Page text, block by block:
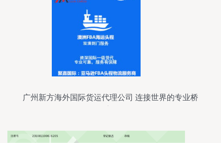
广州新方海外国际货运代理公司 连接世界的专业桥